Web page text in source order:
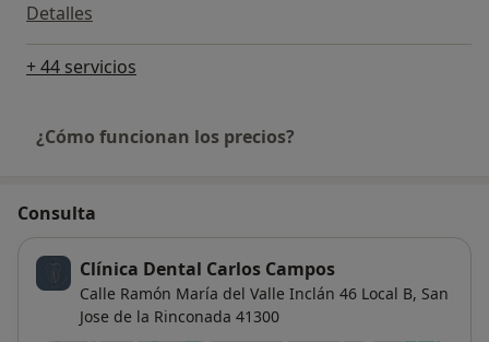
Detalles
+ 44 servicios
¿Cómo funcionan los precios?
Consulta
Clínica Dental Carlos Campos
Calle Ramón María del Valle Inclán 46 Local B, San
Jose de la Rinconada 41300